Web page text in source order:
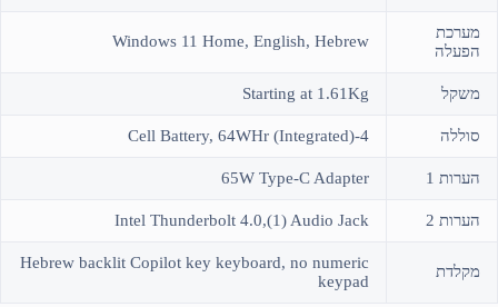
מערכת
הפעלה
Windows 11 Home, English, Hebrew
משקל Starting at 1.61Kg
סוללה 4-Cell Battery, 64WHr (Integrated)
הערות 1 65W Type-C Adapter
הערות 2 Intel Thunderbolt 4.0,(1) Audio Jack
מקלדת
Hebrew backlit Copilot key keyboard, no numeric
keypad